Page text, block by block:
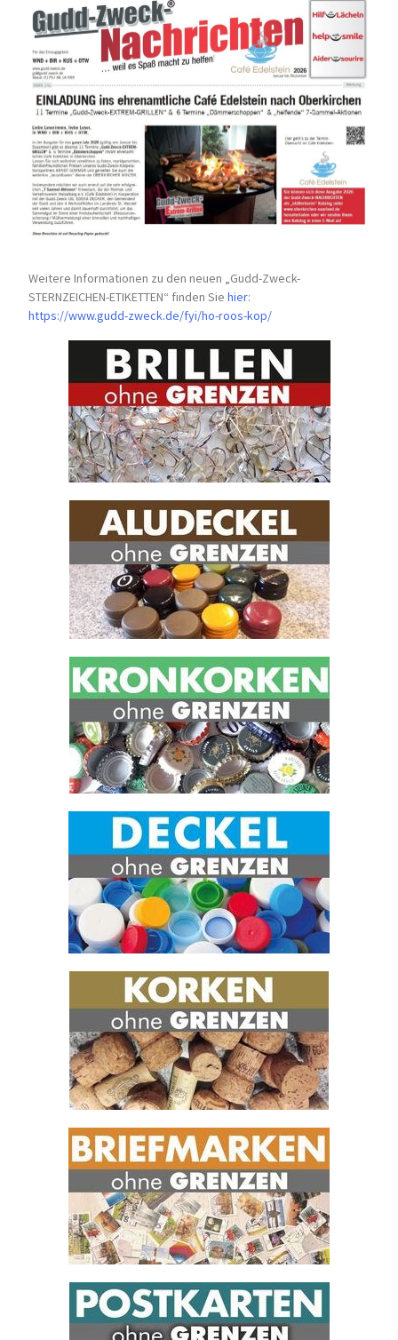
Weitere Informationen zu den neuen „Gudd-Zweck-
STERNZEICHEN-ETIKETTEN“ finden Siehier:
https://www.gudd-zweck.de/fyi/ho-roos-kop/